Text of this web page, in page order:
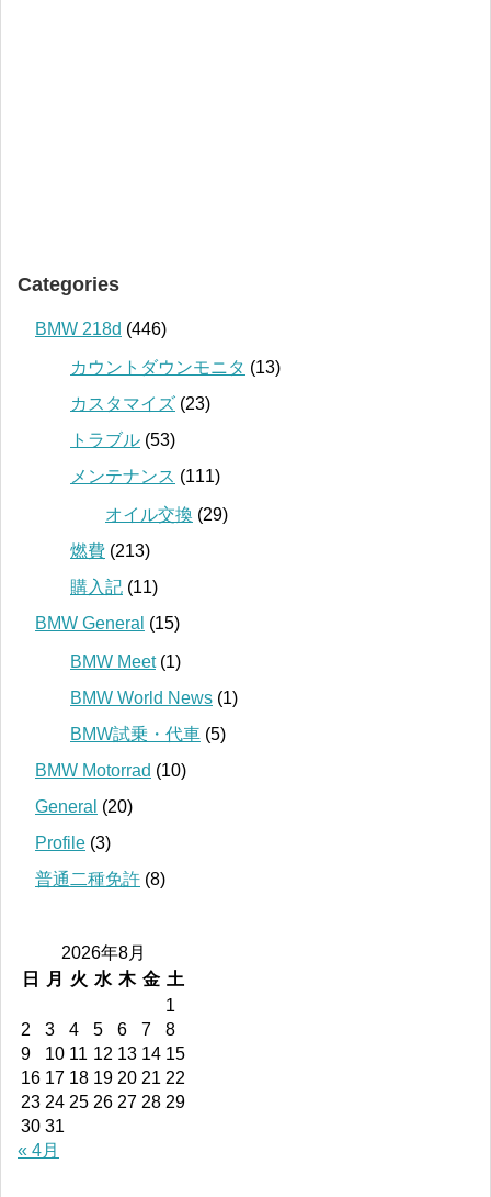
Categories
BMW 218d (446)
カウントダウンモニタ (13)
カスタマイズ (23)
トラブル (53)
メンテナンス (111)
オイル交換 (29)
燃費 (213)
購入記 (11)
BMW General (15)
BMW Meet(1)
BMW World News (1)
BMW試乗・代車 (5)
BMW Motorrad (10)
General (20)
Profile (3)
普通二種免許 (8)
2026年8月
日
月 火 水 木 金 土
1
2
3 4 5 6 7
8
9
10 11 12 13 14 15
16 17 18 19 20 21 22
23 24 25 26 27 28 29
30 31
« 4月